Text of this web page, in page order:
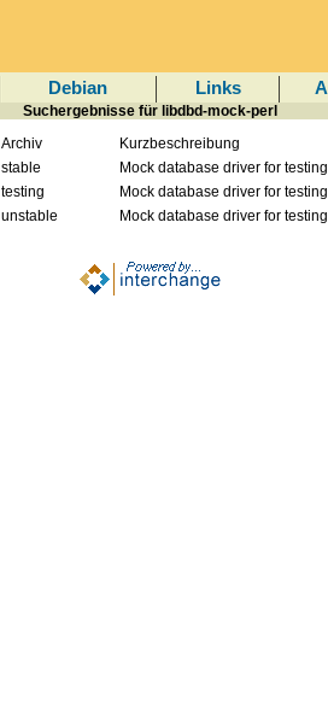
Debian Links
Suchergebnisse für libdbd-mock-perl
Archiv Kurzbeschreibung
stable Mock database driver for testing
testing Mock database driver for testing
unstable Mock database driver for testing